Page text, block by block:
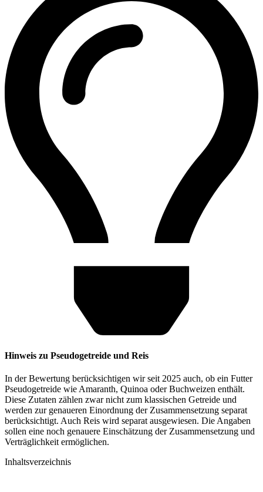
Hinweis zu Pseudogetreide und Reis
In der Bewertung berücksichtigen wir seit 2025 auch, ob ein Futter
Pseudogetreide wie Amaranth, Quinoa oder Buchweizen enthält.
Diese Zutaten zählen zwar nicht zum klassischen Getreide und
werden zur genaueren Einordnung der Zusammensetzung separat
berücksichtigt. Auch Reis wird separat ausgewiesen. Die Angaben
sollen eine noch genauere Einschätzung der Zusammensetzung und
Verträglichkeit ermöglichen.
Inhaltsverzeichnis​